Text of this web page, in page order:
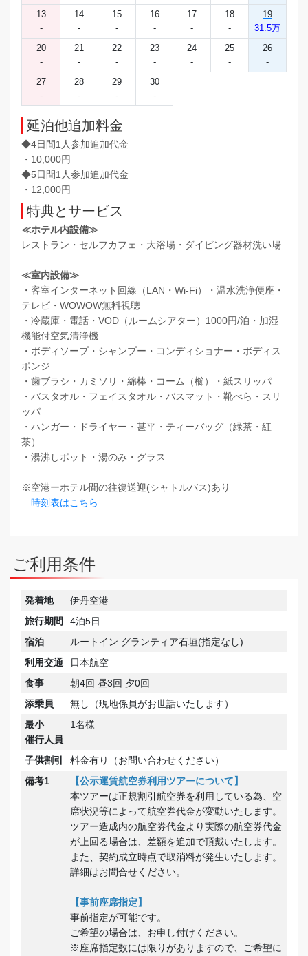
13
-
14
-
15
-
16
-
17
-
18
-
19
31.5万
20
-
21
-
22
-
23
-
24
-
25
-
26
-
27
-
28
-
29
-
30
-
延泊他追加料金
◆4日間1人参加追加代金
・10,000円
◆5日間1人参加追加代金
・12,000円
特典とサービス
≪ホテル内設備≫
レストラン・セルフカフェ・大浴場・ダイビング器材洗い場
≪室内設備≫
・客室インターネット回線（LAN・Wi-Fi）・温水洗浄便座・
テレビ・WOWOW無料視聴
・冷蔵庫・電話・VOD（ルームシアター）1000円/泊・加湿
機能付空気清浄機
・ボディソープ・シャンプー・コンディショナー・ボディス
ポンジ
・歯ブラシ・カミソリ・綿棒・コーム（櫛）・紙スリッパ
・バスタオル・フェイスタオル・バスマット・靴べら・スリ
ッパ
・ハンガー・ドライヤー・甚平・ティーバッグ（緑茶・紅
茶）
・湯沸しポット・湯のみ・グラス
※空港ーホテル間の往復送迎(シャトルバス)あり
時刻表はこちら
ご利用条件
発着地
伊丹空港
旅行期間
4泊5日
宿泊
ルートイン グランティア石垣(指定なし)
利用交通
日本航空
食事
朝4回 昼3回 夕0回
添乗員
無し（現地係員がお世話いたします）
最小
催行人員
1名様
子供割引
料金有り（お問い合わせください）
備考1
【公示運賃航空券利用ツアーについて】
本ツアーは正規割引航空券を利用している為、空
席状況等によって航空券代金が変動いたします。
ツアー造成内の航空券代金より実際の航空券代金
が上回る場合は、差額を追加で頂戴いたします。
また、契約成立時点で取消料が発生いたします。
詳細はお問合せください。
【事前座席指定】
事前指定が可能です。
ご希望の場合は、お申し付けください。
※座席指定数には限りがありますので、ご希望に